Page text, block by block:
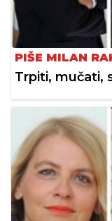
PIŠE MILAN
Trpiti, mučati,